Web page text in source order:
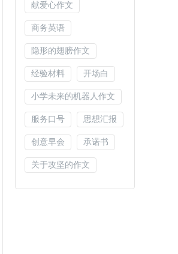
献爱心作文
商务英语
隐形的翅膀作文
经验材料 开场白
小学未来的机器人作文
服务口号 思想汇报
创意早会 承诺书
关于攻坚的作文
植树造林作文